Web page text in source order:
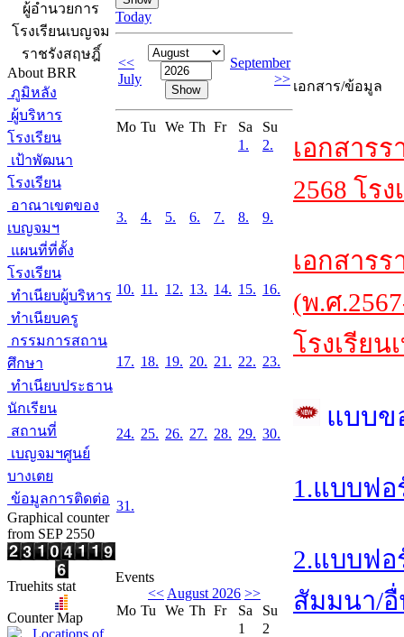
ผู้อำนวยการ
โรงเรียนเบญจม
ราชรังสฤษฎิ์
About BRR
ภูมิหลัง
ผู้บริหาร
โรงเรียน
เป้าพัฒนา
โรงเรียน
อาณาเขตของ
เบญจมฯ
แผนที่ที่ตั้ง
โรงเรียน
ทำเนียบผู้บริหาร
ทำเนียบครู
กรรมการสถาน
ศึกษา
ทำเนียบประธาน
นักเรียน
สถานที่
เบญจมฯศูนย์
บางเตย
ข้อมูลการติดต่อ
Graphical counter
from SEP 2550
Truehits stat
Counter Map
Today
<<
July
September
>>
Mo Tu We Th Fr Sa
Su
1.
2.
3. 4. 5. 6. 7. 8. 9.
10. 11. 12. 13. 14. 15. 16.
17. 18. 19. 20. 21. 22. 23.
24. 25. 26. 27. 28. 29. 30.
31.
Events
<< August 2026 >>
Mo Tu We Th Fr Sa
Su
1
2
เอกสาร/ข้อมูล
เอกสาร
2568 โร
เอกสาร
(พ.ศ
โรงเรีย
แบบข
1.แบบฟ
2.แบบฟ
สัมมนา/